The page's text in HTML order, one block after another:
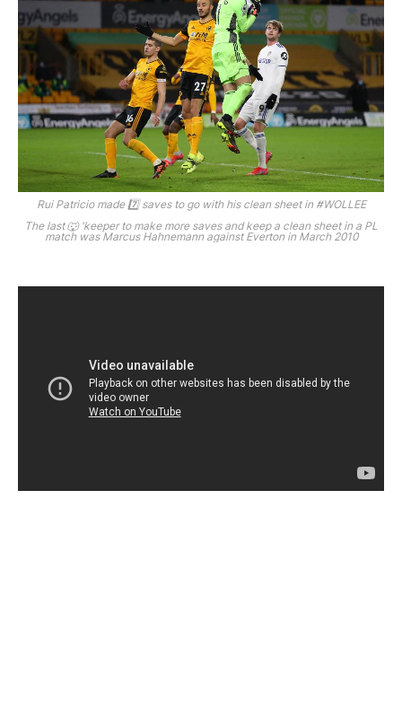
Rui Patricio made 7️⃣ saves to go with his clean sheet in #WOLLEE
The last 🐺 'keeper to make more saves and keep a clean sheet in a PL
match was Marcus Hahnemann against Everton in March 2010